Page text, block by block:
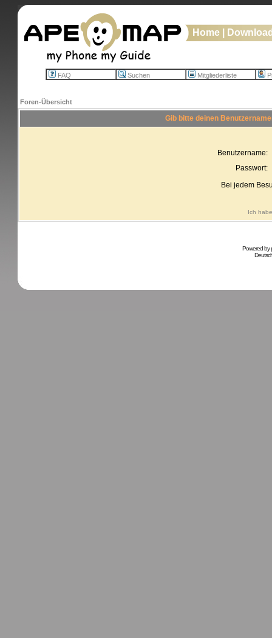
Home
FAQ Suchen Mitgliederliste
Foren-Übersicht
Gib bitte deinen
Benutzername:
Passwort:
Bei jedem
Ich
Powered by